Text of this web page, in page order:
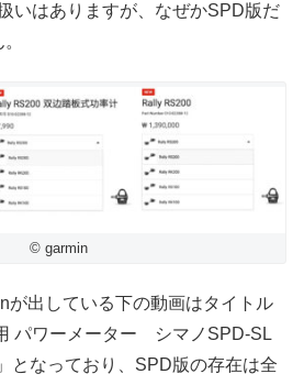
いはありますが、なぜかSPD版だ
© garmin
が出している下の動画はタイトル
パワーメーター シマノSPD-SL
となっており、SPD版の存在は全